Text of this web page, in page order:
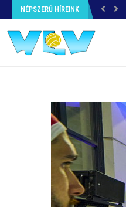
NÉPSZERŰ HÍREINK